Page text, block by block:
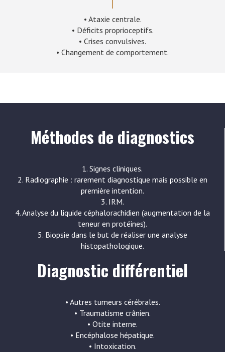
• Ataxie centrale.
• Déficits proprioceptifs.
• Crises convulsives.
• Changement de comportement.
Méthodes de diagnostics
1. Signes cliniques.
2. Radiographie : rarement diagnostique mais possible en
première intention.
3. IRM.
4. Analyse du liquide céphalorachidien (augmentation de la
teneur en protéines).
5. Biopsie dans le but de réaliser une analyse
histopathologique.
Diagnostic différentiel
• Autres tumeurs cérébrales.
• Traumatisme crânien.
• Otite interne.
• Encéphalose hépatique.
• Intoxication.